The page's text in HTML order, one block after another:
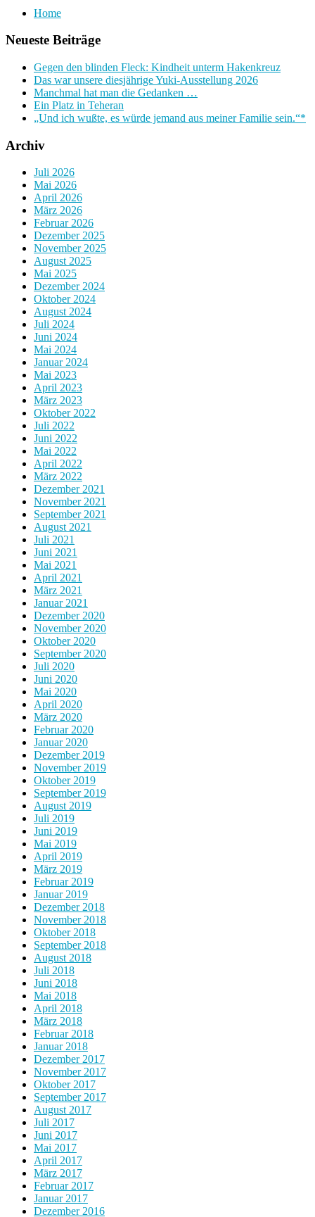
Home
Neueste Beiträge
Gegen den blinden Fleck: Kindheit unterm Hakenkreuz
Das war unsere diesjährige Yuki-Ausstellung 2026
Manchmal hat man die Gedanken …
Ein Platz in Teheran
„Und ich wußte, es würde jemand aus meiner Familie sein.“*
Archiv
Juli 2026
Mai 2026
April 2026
März 2026
Februar 2026
Dezember 2025
November 2025
August 2025
Mai 2025
Dezember 2024
Oktober 2024
August 2024
Juli 2024
Juni 2024
Mai 2024
Januar 2024
Mai 2023
April 2023
März 2023
Oktober 2022
Juli 2022
Juni 2022
Mai 2022
April 2022
März 2022
Dezember 2021
November 2021
September 2021
August 2021
Juli 2021
Juni 2021
Mai 2021
April 2021
März 2021
Januar 2021
Dezember 2020
November 2020
Oktober 2020
September 2020
Juli 2020
Juni 2020
Mai 2020
April 2020
März 2020
Februar 2020
Januar 2020
Dezember 2019
November 2019
Oktober 2019
September 2019
August 2019
Juli 2019
Juni 2019
Mai 2019
April 2019
März 2019
Februar 2019
Januar 2019
Dezember 2018
November 2018
Oktober 2018
September 2018
August 2018
Juli 2018
Juni 2018
Mai 2018
April 2018
März 2018
Februar 2018
Januar 2018
Dezember 2017
November 2017
Oktober 2017
September 2017
August 2017
Juli 2017
Juni 2017
Mai 2017
April 2017
März 2017
Februar 2017
Januar 2017
Dezember 2016